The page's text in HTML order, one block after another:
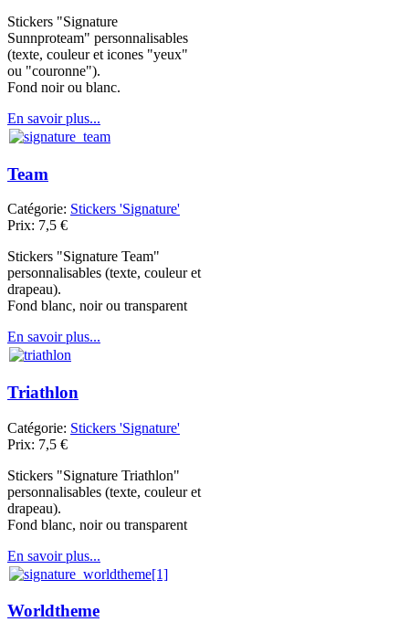
Stickers "Signature
Sunnproteam" personnalisables
(texte, couleur et icones "yeux"
ou "couronne").
Fond noir ou blanc.
En savoir plus...
Team
Catégorie: Stickers 'Signature'
Prix: 7,5 €
Stickers "Signature Team"
personnalisables (texte, couleur et
drapeau).
Fond blanc, noir ou transparent
En savoir plus...
Triathlon
Catégorie: Stickers 'Signature'
Prix: 7,5 €
Stickers "Signature Triathlon"
personnalisables (texte, couleur et
drapeau).
Fond blanc, noir ou transparent
En savoir plus...
Worldtheme